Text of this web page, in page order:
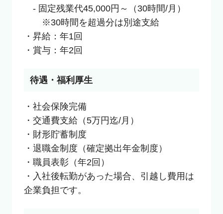
- 固定残業代45,000円～（30時間/月）
※30時間を超過分は別途支給
・昇給：年1回
・賞与：年2回
待遇・福利厚生
・社会保険完備
・交通費支給（5万円迄/月）
・財形貯蓄制度
・退職金制度（確定拠出年金制度）
・職員表彰（年2回）
・入社後転勤があった場合、引越し費用は
企業負担です。